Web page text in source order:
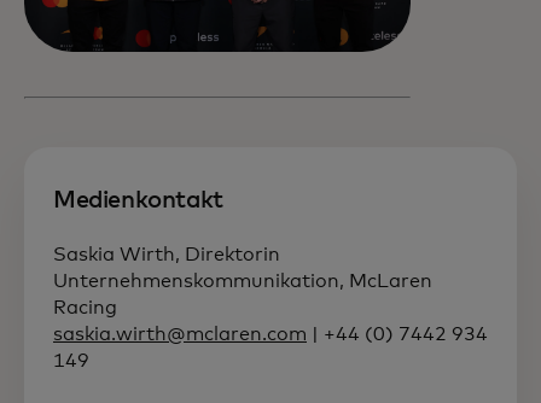
Medienkontakt
Saskia Wirth, Direktorin
Unternehmenskommunikation, McLaren
Racing
saskia.wirth@mclaren.com | +44 (0) 7442 934
149